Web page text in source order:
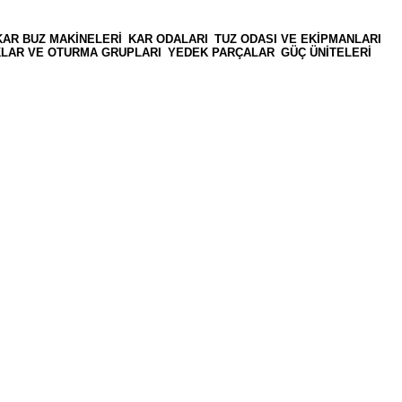
BUZ MAKINELERI KAR ODALARI TUZ ODASI VE EKIPMANLARI
VE OTURMA GRUPLARI YEDEK PARÇALAR GÜÇ ÜNITELERI